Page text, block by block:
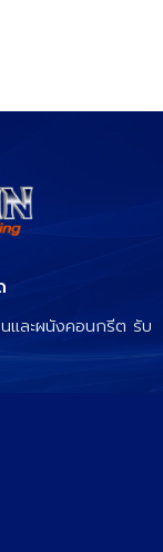
และผนังคอนกรีต รับ